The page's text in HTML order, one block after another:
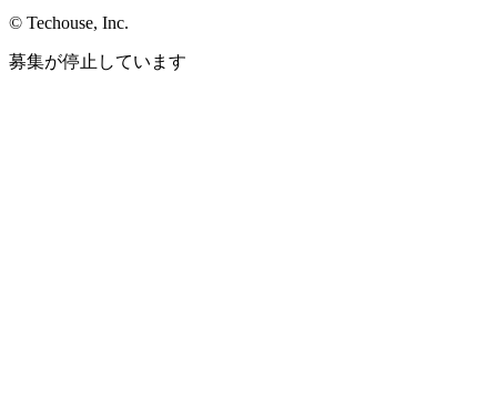
© Techouse, Inc.
募集が停止しています